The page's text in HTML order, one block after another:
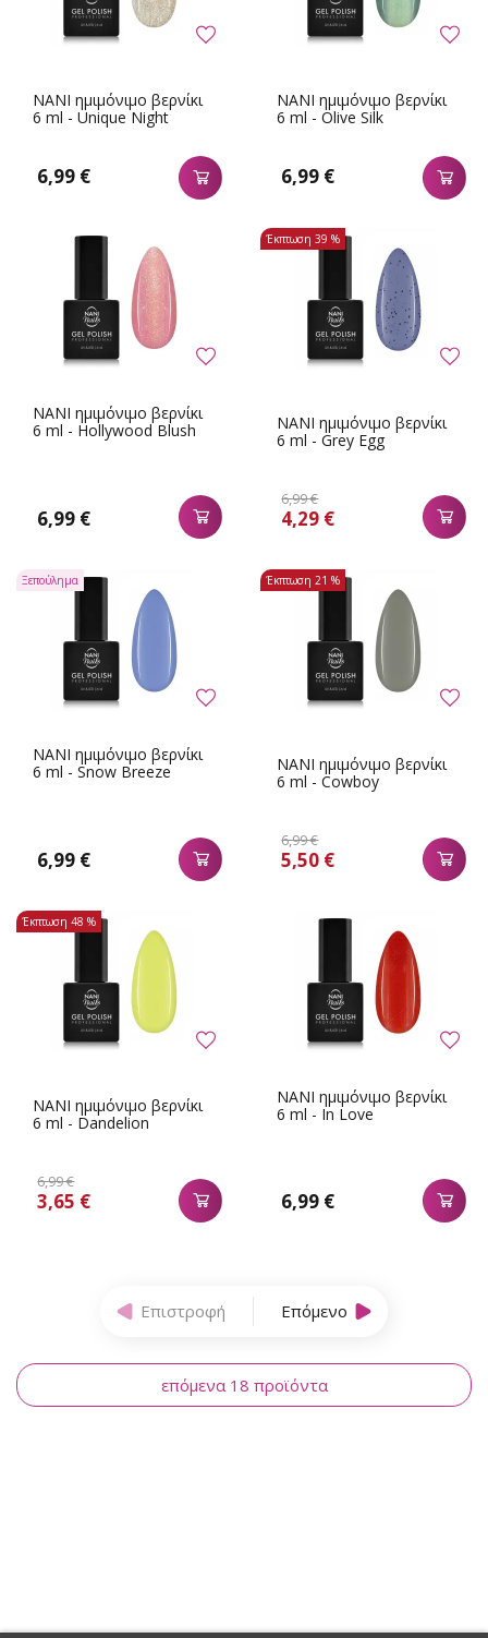
NANI ημιμόνιμο βερνίκι
6 ml - Unique Night
6,99 €
NANI ημιμόνιμο βερνίκι
6 ml - Olive Silk
6,99 €
NANI ημιμόνιμο βερνίκι
6 ml - Hollywood Blush
6,99 €
NANI ημιμόνιμο βερνίκι
6 ml - Grey Egg
6,99 €
4,29 €
Έκπτωση 39 %
NANI ημιμόνιμο βερνίκι
6 ml - Snow Breeze
6,99 €
Ξεπούλημα
NANI ημιμόνιμο βερνίκι
6 ml - Cowboy
6,99 €
5,50 €
Έκπτωση 21 %
NANI ημιμόνιμο βερνίκι
6 ml - Dandelion
6,99 €
3,65 €
Έκπτωση 48 %
NANI ημιμόνιμο βερνίκι
6 ml - In Love
6,99 €
Επιστροφή Επόμενο
επόμενα 18 προϊόντα